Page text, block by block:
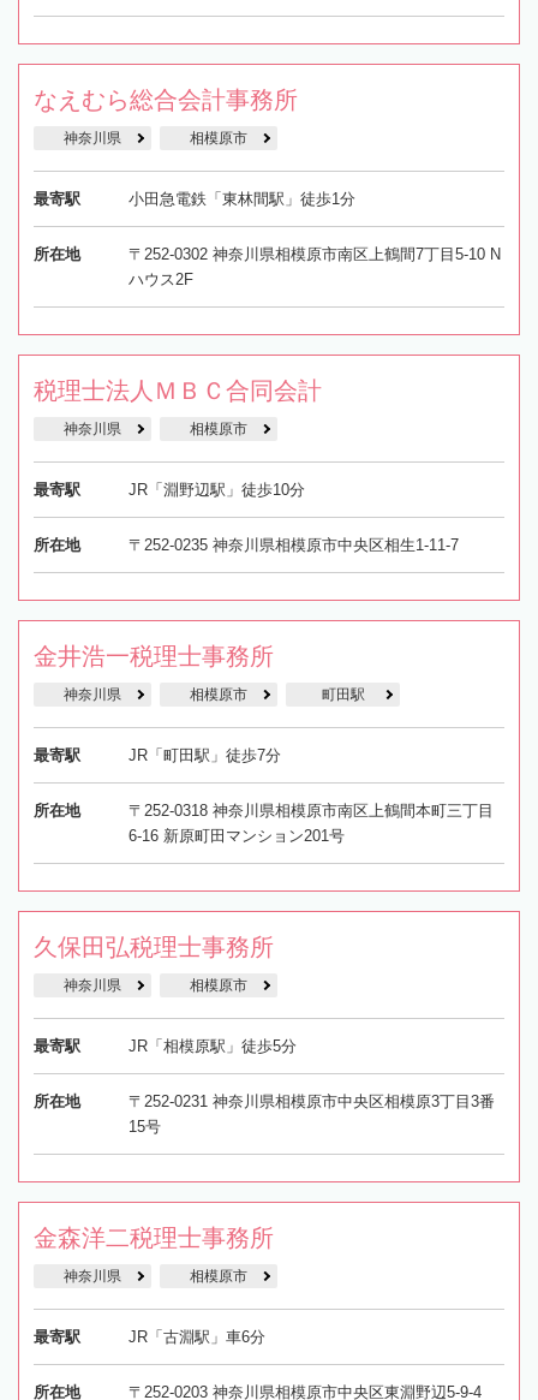
なえむら総合会計事務所
神奈川県 相模原市
最寄駅 小田急電鉄「東林間駅」徒歩1分
所在地
〒252-0302 神奈川県相模原市南区上鶴間7丁目5-10 N
ハウス2F
税理士法人ＭＢＣ合同会計
神奈川県 相模原市
最寄駅 JR「淵野辺駅」徒歩10分
所在地 〒252-0235 神奈川県相模原市中央区相生1-11-7
金井浩一税理士事務所
神奈川県 相模原市 町田駅
最寄駅 JR「町田駅」徒歩7分
所在地
〒252-0318 神奈川県相模原市南区上鶴間本町三丁目
6-16 新原町田マンション201号
久保田弘税理士事務所
神奈川県 相模原市
最寄駅 JR「相模原駅」徒歩5分
所在地
〒252-0231 神奈川県相模原市中央区相模原3丁目3番
15号
金森洋二税理士事務所
神奈川県 相模原市
最寄駅 JR「古淵駅」車6分
所在地 〒252-0203 神奈川県相模原市中央区東淵野辺5-9-4